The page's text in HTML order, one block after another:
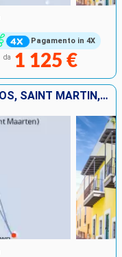
Pagamento in 4X
da 1 125 €
TORTOLA, GUADALUPA, BARBADOS, SAINT MARTIN, SAINT THOMAS, PORTORICO